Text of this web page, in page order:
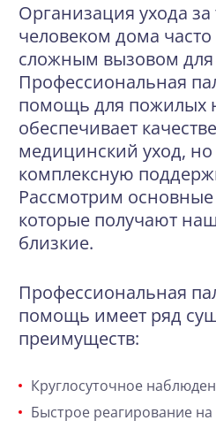
Организация ухода
человеком дома часто
сложным вызовом
Профессиональная
помощь для пожилых
обеспечивает
медицинский уход, но
комплексную
Рассмотрим
которые получают
близкие.
Профессиональная
помощь имеет ряд
преимуществ:
Круглосуточное
Быстрое реагирование